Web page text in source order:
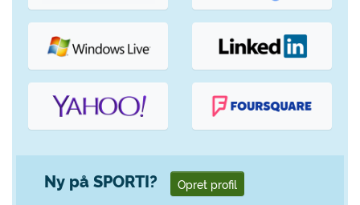
Ny på SPORTI? Opret profil